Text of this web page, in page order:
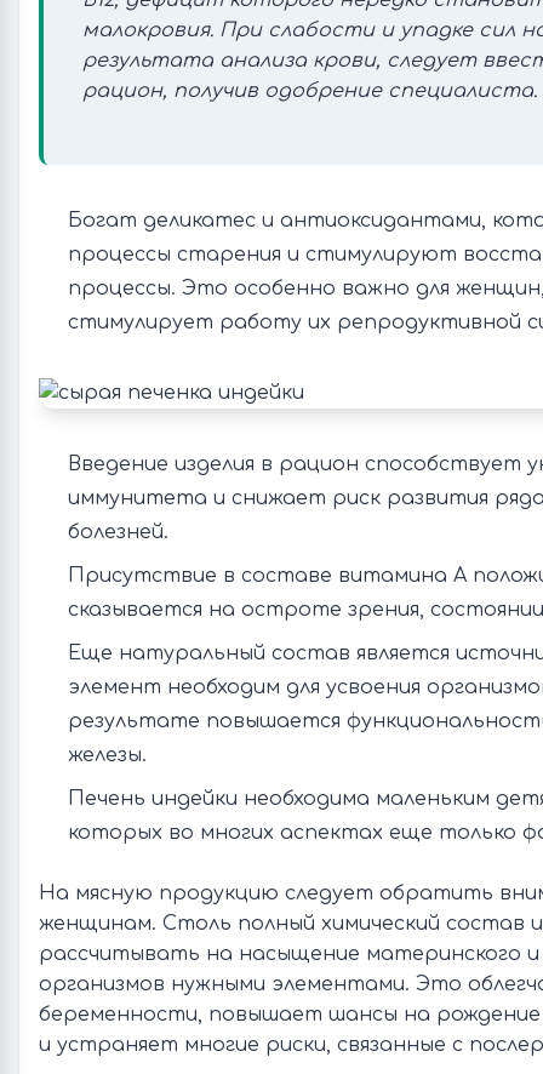
малокровия. При слабости и упадке сил
результата анализа крови, следует
рацион, получив одобрение специалиста.
Богат деликатес и антиоксидантами,
процессы старения и стимулируют
процессы. Это особенно важно для
стимулирует работу их репродуктивной
Введение изделия в рацион способствует
иммунитета и снижает риск развития
болезней.
Присутствие в составе витамина А
сказывается на остроте зрения,
Еще натуральный состав является
элемент необходим для усвоения
результате повышается
железы.
Печень индейки необходима маленьким
которых во многих аспектах еще только
На мясную продукцию следует обратить
женщинам. Столь полный химический состав
рассчитывать на насыщение материнского и
организмов нужными элементами. Это
беременности, повышает шансы на рождение
и устраняет многие риски, связанные с